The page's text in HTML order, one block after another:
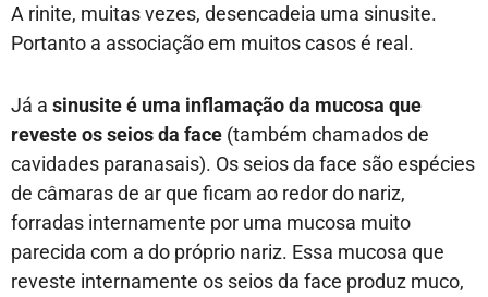
A rinite, muitas vezes, desencadeia uma sinusite.
Portanto a associação em muitos casos é real.
Já a sinusite é uma inflamação da mucosa que
reveste os seios da face (também chamados de
cavidades paranasais). Os seios da face são espécies
de câmaras de ar que ficam ao redor do nariz,
forradas internamente por uma mucosa muito
parecida com a do próprio nariz. Essa mucosa que
reveste internamente os seios da face produz muco,